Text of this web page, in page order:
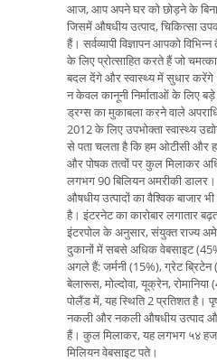
आज, आप अपने घर को छोड़ने के
जिसमें औषधीय उत्पाद, चिकित्सा
हैं। सर्वव्यापी विज्ञापन आपको
के लिए प्रोत्साहित करते हैं जो
बदल देंगे और स्वास्थ्य में सुधार
न केवल कानूनी निर्माताओं के लिए बड़े
ड्रग्स का मुकाबला करने वाले
2012 के लिए उपभोक्ता स्वास्थ्य
से पता चलता है कि हम ओटीसी और
और पोषक तत्वों पर कुल मिलाकर
लगभग 90 बिलियन अमरीकी
औषधीय उत्पादों का वैश्विक बाजार
है। इंटरनेट का कारोबार लगातार
इंटरपोल के अनुसार, संयुक्त राज्य
दुकानों में सबसे अधिक वेबसाइट
अगले हैं: जर्मनी (15%), ग्रेट
बेलारूस, मोल्दोवा, यूक्रेन,
पोलैंड में, यह स्थिति 2 प्रतिशत है।
नकली और नकली औषधीय उत्पाद
हैं। कुल मिलाकर, यह लगभग ५४
मिलियन वेबसाइट पते।